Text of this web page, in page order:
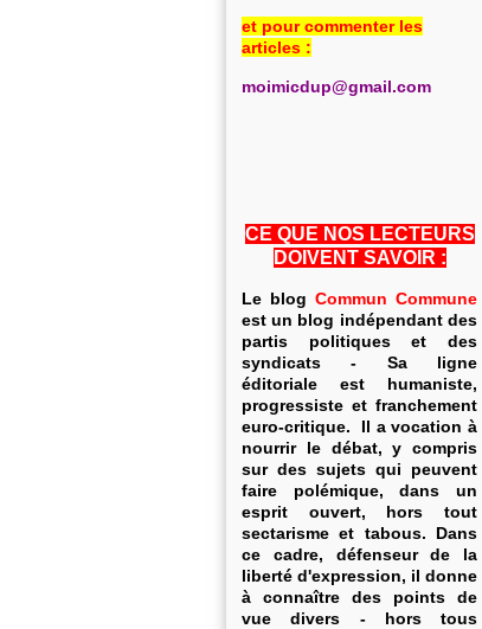
et pour commenter les
articles :
moimicdup@gmail.com
CE QUE NOS LECTEURS
DOIVENT SAVOIR :
Le blog Commun Commune
est un blog indépendant des
partis politiques et des
syndicats - Sa ligne
éditoriale est humaniste,
progressiste et franchement
euro-critique. Il a vocation à
nourrir le débat, y compris
sur des sujets qui peuvent
faire polémique, dans un
esprit ouvert, hors tout
sectarisme et tabous. Dans
ce cadre, défenseur de la
liberté d'expression, il donne
à connaître des points de
vue divers - hors tous